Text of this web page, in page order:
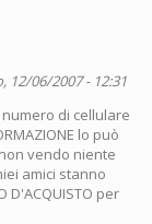
12/06/2007 - 12:31
di cellulare
lo può
vendo niente
amici stanno
D'ACQUISTO per